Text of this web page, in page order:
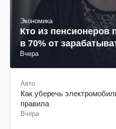
Экономика
Кто из пенсионеров
в 70% от
Вчера
Авто
Как уберечь
правила
Вчера